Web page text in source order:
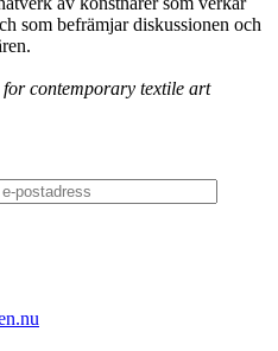
som befrämjar diskussionen och
contemporary textile art